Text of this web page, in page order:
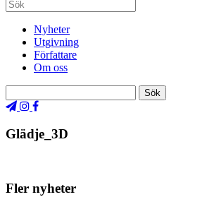
Nyheter
Utgivning
Författare
Om oss
Glädje_3D
Fler nyheter